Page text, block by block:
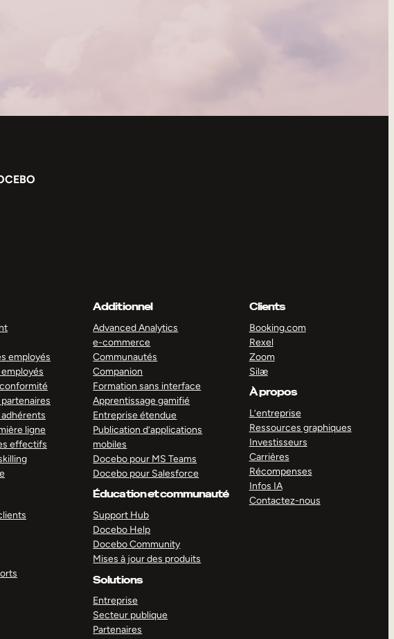
employés
ligne
effectifs
Additionnel
Advanced Analytics
e-commerce
Communautés
Companion
Formation sans interface
Apprentissage gamifié
Entreprise étendue
Publication d’applications
mobiles
Docebo pour MS Teams
Docebo pour Salesforce
Éducation et communauté
Support Hub
Docebo Help
Docebo Community
Mises à jour des produits
Solutions
Entreprise
Secteur publique
Partenaires
Clients
Booking.com
Rexel
Zoom
Silæ
À propos
L’entreprise
Ressources graphiques
Investisseurs
Carrières
Récompenses
Infos IA
Contactez-nous